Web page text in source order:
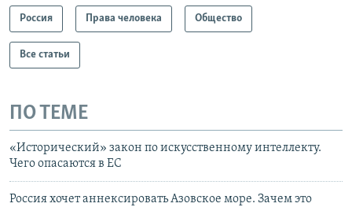
Россия Права человека Общество
Все статьи
ПО ТЕМЕ
«Исторический» закон по искусственному интеллекту.
Чего опасаются в ЕС
Россия хочет аннексировать Азовское море. Зачем это